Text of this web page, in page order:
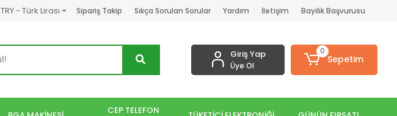
TRY - Türk Lirası Sipariş Takip Sıkça Sorulan Sorular Yardım İletişim Bayilik Başvurusu
Giriş Yap
Üye Ol
0
Sepetim
CEP TELEFON